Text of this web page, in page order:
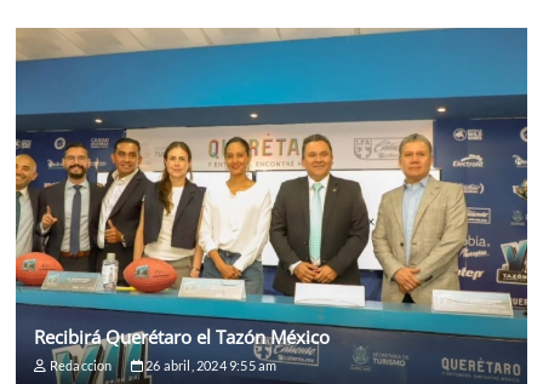
Recibirá Querétaro el Tazón México
Redaccion 26 abril, 2024 9:55 am